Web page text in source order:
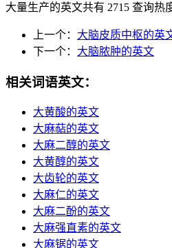
大量生产的英文共有 2715 查询热
上一个： 大脑皮质中枢的英
下一个： 大脑脓肿的英文
相关词语英文：
大黄酸的英文
大麻萜的英文
大麻二醇的英文
大黄醇的英文
大齿轮的英文
大麻仁的英文
大麻二酚的英文
大麻强直素的英文
大麻锯的英文